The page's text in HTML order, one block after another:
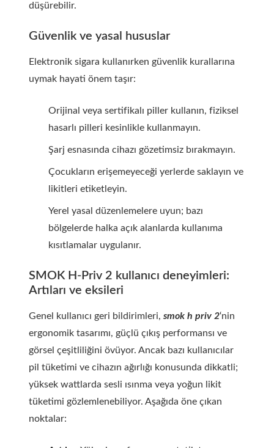
düşürebilir.
Güvenlik ve yasal hususlar
Elektronik sigara kullanırken güvenlik kurallarına
uymak hayati önem taşır:
Orijinal veya sertifikalı piller kullanın, fiziksel
hasarlı pilleri kesinlikle kullanmayın.
Şarj esnasında cihazı gözetimsiz bırakmayın.
Çocukların erişemeyeceği yerlerde saklayın ve
likitleri etiketleyin.
Yerel yasal düzenlemelere uyun; bazı
bölgelerde halka açık alanlarda kullanıma
kısıtlamalar uygulanır.
SMOK H-Priv 2 kullanıcı deneyimleri:
Artıları ve eksileri
Genel kullanıcı geri bildirimleri, smok h priv 2‘nin
ergonomik tasarımı, güçlü çıkış performansı ve
görsel çeşitliliğini övüyor. Ancak bazı kullanıcılar
pil tüketimi ve cihazın ağırlığı konusunda dikkatli;
yüksek wattlarda sesli ısınma veya yoğun likit
tüketimi gözlemlenebiliyor. Aşağıda öne çıkan
noktalar: